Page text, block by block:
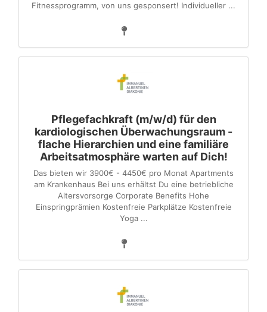
Fitnessprogramm, von uns gesponsert! Individueller ...
Pflegefachkraft (m/w/d) für den
kardiologischen Überwachungsraum -
flache Hierarchien und eine familiäre
Arbeitsatmosphäre warten auf Dich!
Das bieten wir 3900€ - 4450€ pro Monat Apartments
am Krankenhaus Bei uns erhältst Du eine betriebliche
Altersvorsorge Corporate Benefits Hohe
Einspringprämien Kostenfreie Parkplätze Kostenfreie
Yoga ...